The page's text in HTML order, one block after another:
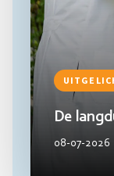
De
08-07-2026